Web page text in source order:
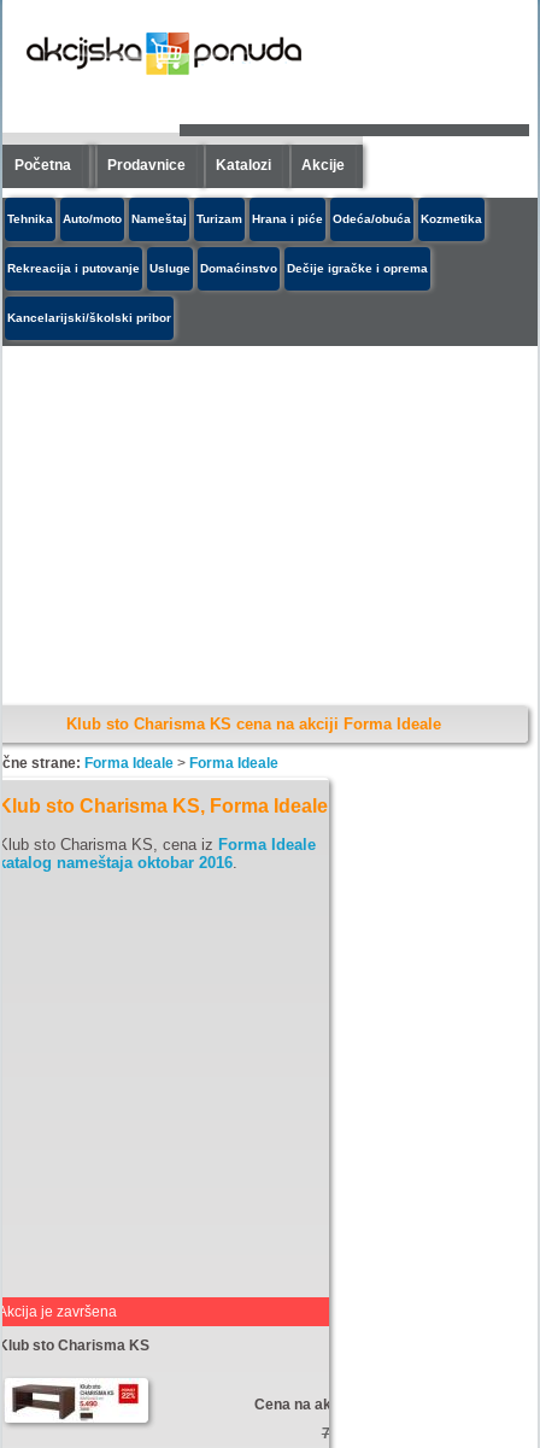
Početna Prodavnice Katalozi Akcije
Tehnika Auto/moto Nameštaj Turizam Hrana i piće Odeća/obuća Kozmetika
Rekreacija i putovanje Usluge Domaćinstvo Dečije igračke i oprema
Kancelarijski/školski pribor
Klub sto Charisma KS cena na akciji Forma Ideale
strane: Forma Ideale> Forma Ideale
sto Charisma KS, Forma Ideale
sto Charisma KS, cena iz Forma Ideale
nameštaja oktobar 2016.
je završena
sto Charisma KS
Cena na akciji:
7050